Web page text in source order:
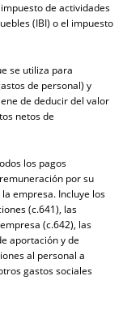
de actividades
(IBI) o el impuesto
se utiliza para
de personal) y
de deducir del valor
netos de
los pagos
por su
empresa. Incluye los
(c.641), las
(c.642), las
aportación y de
al personal a
gastos sociales